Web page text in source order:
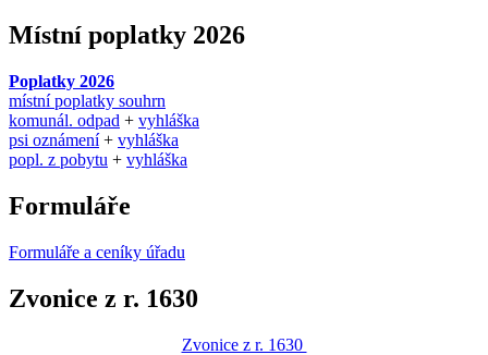
Místní poplatky 2026
Poplatky 2026
místní poplatky souhrn
komunál. odpad + vyhláška
psi oznámení + vyhláška
popl. z pobytu + vyhláška
Formuláře
Formuláře a ceníky úřadu
Zvonice z r. 1630
Zvonice z r. 1630